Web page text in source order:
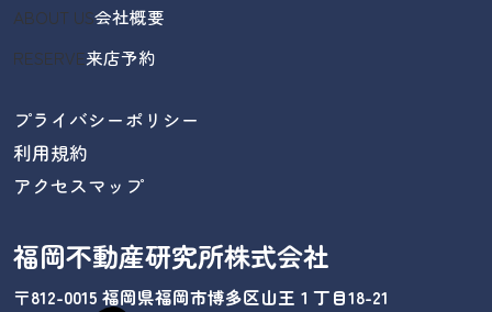
ABOUT US会社概要
RESERVE来店予約
プライバシーポリシー
利用規約
アクセスマップ
福岡不動産研究所株式会社
〒812-0015 福岡県福岡市博多区山王１丁目18-21